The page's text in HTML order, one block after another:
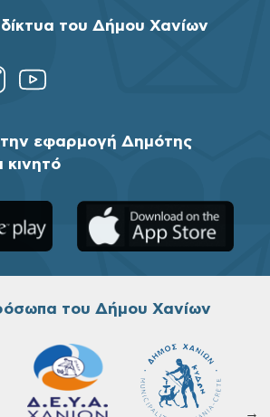
δίκτυα του Δήμου Χανίων
εφαρμογή Δημότης
κινητό
του Δήμου Χανίων
→